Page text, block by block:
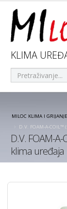
KLIMA
MILOC KLIMA I GRIJANJE
D.V. FOAM-A-COIL™
D.V. FOAM-
klima uređaja